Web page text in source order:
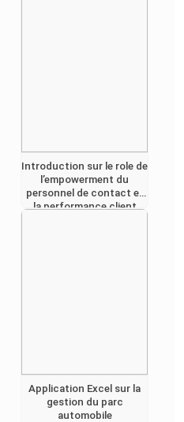
Introduction sur le role de
l’empowerment du
personnel de contact et
la performance client
Application Excel sur la
gestion du parc
automobile